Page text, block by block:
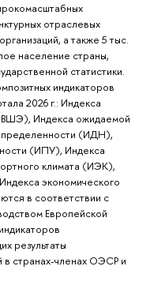
отраслевых
а также 5 тыс.
население страны,
статистики.
индикаторов
2026 г.: Индекса
Индекса ожидаемой
(ИДН),
(ИПУ), Индекса
климата (ИЭК),
экономического
в соответствии с
Европейской
результаты
в странах-членах ОЭСР и